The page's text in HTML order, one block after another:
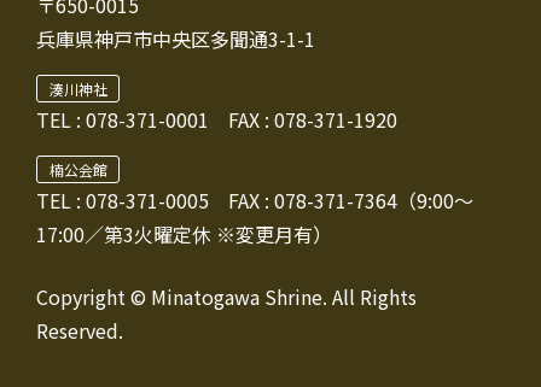
兵庫県神戸市中央区多聞通3-1-1
湊川神社
TEL : 078-371-0001 FAX : 078-371-1920
楠公会館
TEL : 078-371-0005 FAX : 078-371-7364（9:00～
17:00／第3火曜定休 ※変更月有）
Copyright © Minatogawa Shrine. All Rights
Reserved.